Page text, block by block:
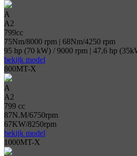
A
A2
799cc
75Nm/8000 rpm | 68Nm/4250 rpm
95 hp (70 kW) / 9000 rpm | 47,6 hp
bekijk model
800MT-X
A
A2
799 cc
87N.M/6750rpm
67KW/8250rpm
bekijk model
1000MT-X